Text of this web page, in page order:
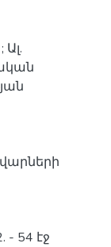
- 54 էջ